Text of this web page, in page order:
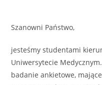
Szanowni Państwo,
jesteśmy studentami
Uniwersytecie
badanie ankietowe,